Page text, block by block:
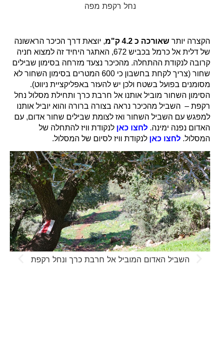
נחל רקפת מפה
הקצרה יותר שאורכה כ 4.2 ק"מ
, יוצאת דרך הכיכר הראשונה
של דלית אל כרמל בכביש 672, האתגר היחיד זה למצוא חניה
קרובה לנקודת ההתחלה. מהכיכר נצעד מזרחה בסימון שבילים
שחור (צריך לקחת בחשבון כי 600 המטרים בסימון השחור לא
מסומנים בפועל בשטח ולכן יש להעזר באפליקציית ניווט).
הסימון השחור מוביל אותנו אל חרבת כרך ותחילת מסלול נחל
רקפת – השביל מהכיכר נראה בצורה ברורה והוא יוביל אותנו
למפגש עם השביל השחור ואז לצומת שבילים שחור אדום, עם
האדום נפנה ימינה. לחצו כאן לנקודת וויז להתחלה של
המסלול. לחצו כאן לנקודת וויז לסיום של המסלול.
השביל האדום המוביל אל חרבת כרך ונחל רקפת